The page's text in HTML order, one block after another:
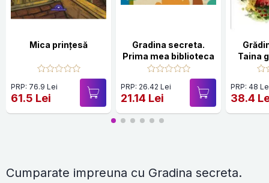
Mica prințesă
PRP: 76.9 Lei
61.5 Lei
Gradina secreta.
Prima mea biblioteca
PRP: 26.42 Lei
21.14 Lei
Taina
PRP: 48
38.4
Cumparate impreuna cu Gradina secreta.